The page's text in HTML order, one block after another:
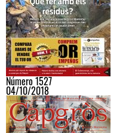
Número 1527
04/10/2018